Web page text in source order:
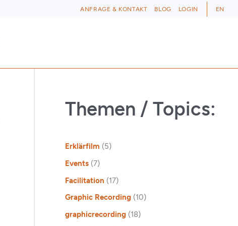
ANFRAGE & KONTAKT BLOG LOGIN EN
Themen / Topics:
Erklärfilm (5)
Events(7)
Facilitation (17)
Graphic Recording(10)
graphicrecording(18)